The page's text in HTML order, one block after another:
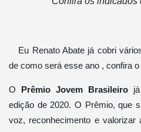
Eu Renato Abate já cobri
de como será esse ano , confira
O Prêmio Jovem Brasileirojá
edição de 2020. O Prêmio, que
voz, reconhecimento e valorizar